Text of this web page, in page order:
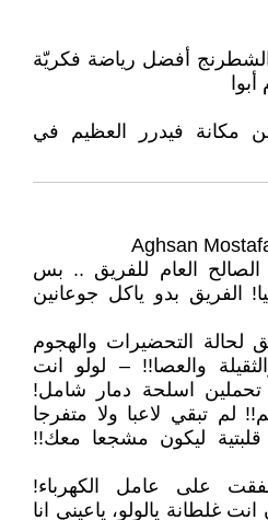
الشطرنج أفضل رياضة فكريّة
مكانة فيدرر العظيم في
Aghsan
العام للفريق .. بس
الفريق بدو ياكل جوعانين
لحالة التحضيرات والهجوم
والعصا!! – لولو انت
اسلحة دمار شامل!
لم تبقي لاعبا ولا متفرجا
ليكون مشجعا معك!!
على عامل الكهرباء!
غلطانة يالولو، ياعيني انا